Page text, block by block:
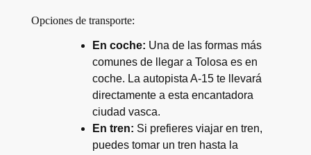
Opciones de transporte:
En coche: Una de las formas más
comunes de llegar a Tolosa es en
coche. La autopista A-15 te llevará
directamente a esta encantadora
ciudad vasca.
En tren: Si prefieres viajar en tren,
puedes tomar un tren hasta la